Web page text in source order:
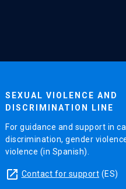
SEXUAL VIOLENCE AND
DISCRIMINATION LINE
For guidance and support in
discrimination, gender
violence (in Spanish).
launch Contact for support (ES)